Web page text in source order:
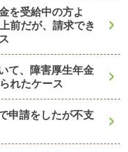
を受給中の方よ
前だが、請求でき
て、障害厚生年金
れたケース
申請をしたが不支